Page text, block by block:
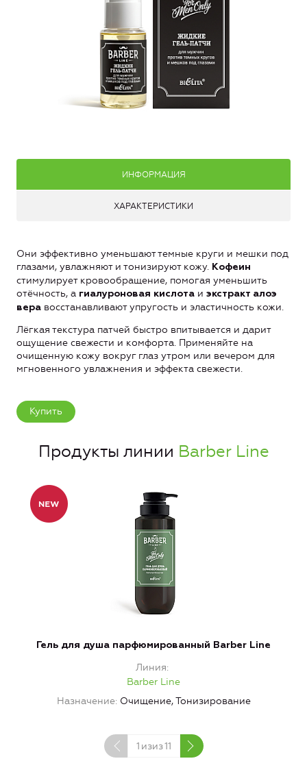
ИНФОРМАЦИЯ
ХАРАКТЕРИСТИКИ
Они эффективно уменьшают темные круги и мешки под
глазами, увлажняют и тонизируют кожу. Кофеин
стимулирует кровообращение, помогая уменьшить
отёчность, а гиалуроновая кислота и экстракт алоэ
вера восстанавливают упругость и эластичность кожи.
Лёгкая текстура патчей быстро впитывается и дарит
ощущение свежести и комфорта. Применяйте на
очищенную кожу вокруг глаз утром или вечером для
мгновенного увлажнения и эффекта свежести.
Купить
Продукты линии Barber Line
Гель для душа парфюмированный Barber Line
Линия
Barber Line
Назначение Очищение, Тонизирование
1 изиз11